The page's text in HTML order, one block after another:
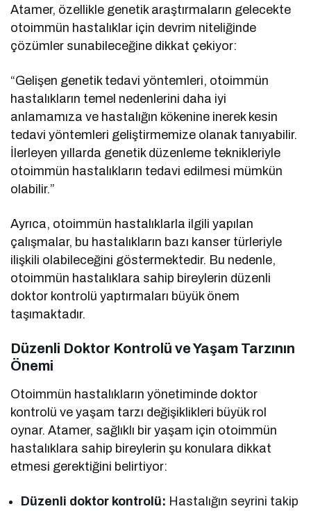
Atamer, özellikle genetik araştırmaların gelecekte
otoimmün hastalıklar için devrim niteliğinde
çözümler sunabileceğine dikkat çekiyor:
“Gelişen genetik tedavi yöntemleri, otoimmün
hastalıkların temel nedenlerini daha iyi
anlamamıza ve hastalığın kökenine inerek kesin
tedavi yöntemleri geliştirmemize olanak tanıyabilir.
İlerleyen yıllarda genetik düzenleme teknikleriyle
otoimmün hastalıkların tedavi edilmesi mümkün
olabilir.”
Ayrıca, otoimmün hastalıklarla ilgili yapılan
çalışmalar, bu hastalıkların bazı kanser türleriyle
ilişkili olabileceğini göstermektedir. Bu nedenle,
otoimmün hastalıklara sahip bireylerin düzenli
doktor kontrolü yaptırmaları büyük önem
taşımaktadır.
Düzenli Doktor Kontrolü ve Yaşam Tarzının
Önemi
Otoimmün hastalıkların yönetiminde doktor
kontrolü ve yaşam tarzı değişiklikleri büyük rol
oynar. Atamer, sağlıklı bir yaşam için otoimmün
hastalıklara sahip bireylerin şu konulara dikkat
etmesi gerektiğini belirtiyor:
Düzenli doktor kontrolü: Hastalığın seyrini takip